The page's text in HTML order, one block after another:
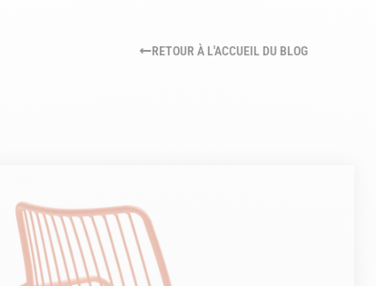
RETOUR À L'ACCUEIL DU BLOG